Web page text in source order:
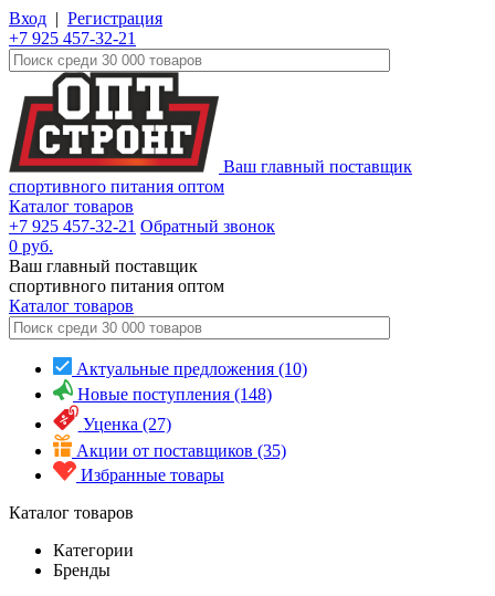
Вход | Регистрация
+7 925 457-32-21
Ваш главный поставщик
спортивного питания оптом
Каталог товаров
+7 925 457-32-21 Обратный звонок
0 руб.
Ваш главный поставщик
спортивного питания оптом
Каталог товаров
Актуальные предложения (10)
Новые поступления (148)
Уценка (27)
Акции от поставщиков (35)
Избранные товары
Каталог товаров
Категории
Бренды